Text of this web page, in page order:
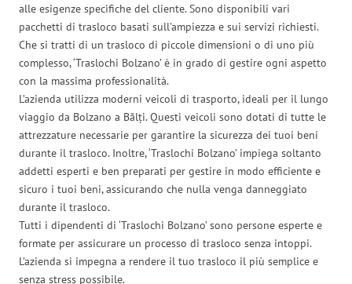
alle esigenze specifiche del cliente. Sono disponibili vari
pacchetti di trasloco basati sull’ampiezza e sui servizi richiesti.
Che si tratti di un trasloco di piccole dimensioni o di uno più
complesso, ‘Traslochi Bolzano’ è in grado di gestire ogni aspetto
con la massima professionalità.
L’azienda utilizza moderni veicoli di trasporto, ideali per il lungo
viaggio da Bolzano a Bălți. Questi veicoli sono dotati di tutte le
attrezzature necessarie per garantire la sicurezza dei tuoi beni
durante il trasloco. Inoltre, ‘Traslochi Bolzano’ impiega soltanto
addetti esperti e ben preparati per gestire in modo efficiente e
sicuro i tuoi beni, assicurando che nulla venga danneggiato
durante il trasloco.
Tutti i dipendenti di ‘Traslochi Bolzano’ sono persone esperte e
formate per assicurare un processo di trasloco senza intoppi.
L’azienda si impegna a rendere il tuo trasloco il più semplice e
senza stress possibile.